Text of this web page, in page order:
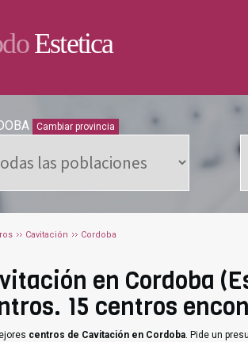
Estetica
Cambiar provincia
Cavitación Cordoba
en Cordoba
15 centros
centros de Cavitación en Cordoba. Pide un